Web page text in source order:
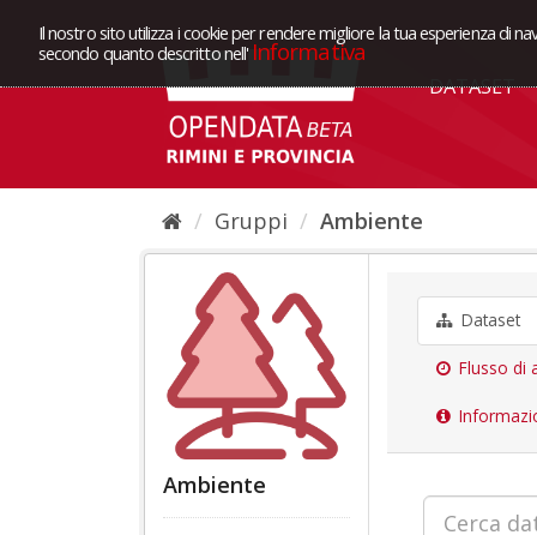
Il nostro sito utilizza i cookie per rendere migliore la tua esperienza di
secondo quanto descritto nell' Informativa
DATASET
Gruppi Ambiente
Ambiente
Dataset
Flusso di